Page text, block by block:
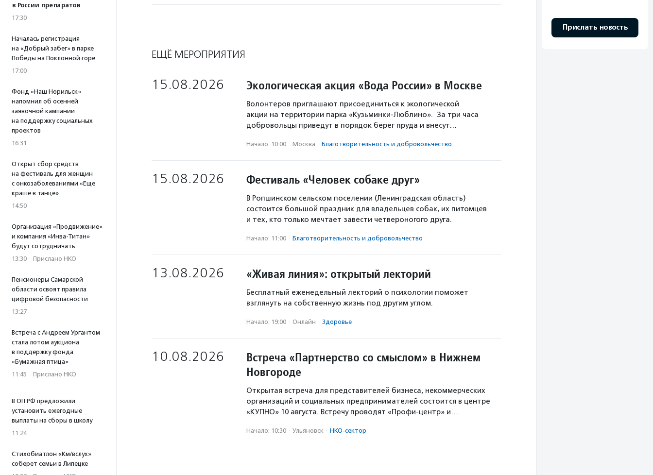
в России препаратов
17:30
Началась регистрация
на «Добрый забег» в парке
Победы на Поклонной горе
17:00
Фонд «Наш Норильск»
напомнил об осенней
заявочной кампании
на поддержку социальных
проектов
16:31
Открыт сбор средств
на фестиваль для женщин
с онкозаболеваниями «Еще
краше в танце»
14:50
Организация «Продвижение»
и компания «Инва-Титан»
будут сотрудничать
13:30 · Прислано НКО
Пенсионеры Самарской
области освоят правила
цифровой безопасности
13:27
Встреча с Андреем Ургантом
стала лотом аукциона
в поддержку фонда
«Бумажная птица»
11:45 · Прислано НКО
В ОП РФ предложили
установить ежегодные
выплаты на сборы в школу
11:24
Стихобиатлон «Км/вслух»
соберет семьи в Липецке
ЕЩЁ МЕРОПРИЯТИЯ
15.08.2026 Экологическая акция «Вода России» в Москве
Волонтеров приглашают присоединиться к экологической
акции на территории парка «Кузьминки-Люблино». За три часа
добровольцы приведут в порядок берег пруда и внесут…
Начало: 10:00 · Москва · Благотвори­тель­ность и доброволь­чест­во
15.08.2026 Фестиваль «Человек собаке друг»
В Ропшинском сельском поселении (Ленинградская область)
состоится большой праздник для владельцев собак, их питомцев
и тех, кто только мечтает завести четвероногого друга.
Начало: 11:00 · Благотвори­тель­ность и доброволь­чест­во
13.08.2026 «Живая линия»: открытый лекторий
Бесплатный еженедельный лекторий о психологии поможет
взглянуть на собственную жизнь под другим углом.
Начало: 19:00 · Онлайн · Здоровье
10.08.2026
Встреча «Партнерство со смыслом» в Нижнем
Новгороде
Открытая встреча для представителей бизнеса, некоммерческих
организаций и социальных предпринимателей состоится в центре
«КУПНО» 10 августа. Встречу проводят «Профи-центр» и…
Начало: 10:30 · Ульяновск · НКО-сектор
Прислать новость